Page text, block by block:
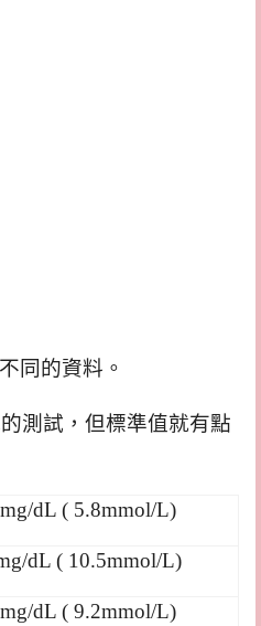
同的資料。
測試，但標準值就有點
dL ( 5.8mmol/L)
dL ( 10.5mmol/L)
dL ( 9.2mmol/L)